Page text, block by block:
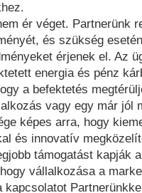
ér véget. Partnerünk
és szükség
érjenek el. Az
energia és pénz
a befektetés
vagy egy már jól
képes arra, hogy
és innovatív
támogatást kapják
vállalkozása a
kapcsolatot